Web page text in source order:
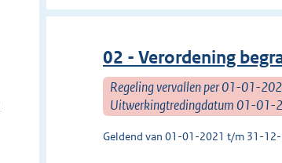
02 - Verordening
Regeling vervallen per 01-01-
Uitwerkingtredingdatum 01-01-
Geldend van 01-01-2021 t/m 31-12-